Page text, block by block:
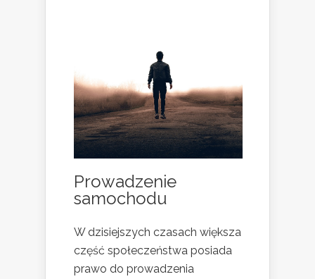
Prowadzenie
samochodu
W dzisiejszych czasach większa
część społeczeństwa posiada
prawo do prowadzenia